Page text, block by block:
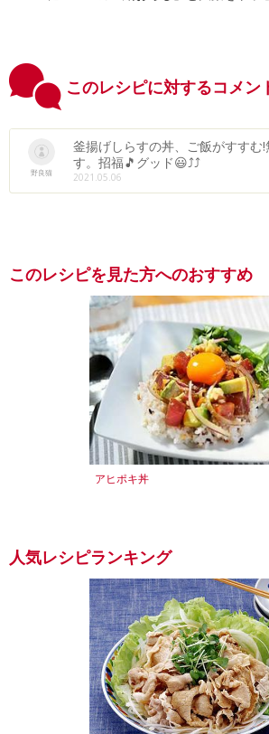
このレシピに対するコメン
野良猫
釜揚げしらすの丼、ご飯がすすむ
す。招福🎵グッド😃⤴⤴
2021.05.06
このレシピを見た方へのおすすめ
アヒポキ丼
人気レシピランキング